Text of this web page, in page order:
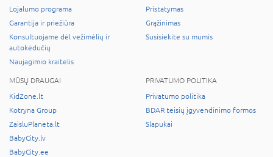
Lojalumo programa
Garantija ir priežiūra
Konsultuojame dėl vežimėlių ir
autokėdučių
Naujagimio kraitelis
Pristatymas
Grąžinimas
Susisiekite su mumis
MŪSŲ DRAUGAI
KidZone.lt
Kotryna Group
ZaisluPlaneta.lt
BabyCity.lv
BabyCity.ee
PRIVATUMO POLITIKA
Privatumo politika
BDAR teisių įgyvendinimo formos
Slapukai